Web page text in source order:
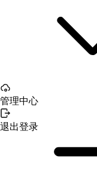
管理中心
退出登录